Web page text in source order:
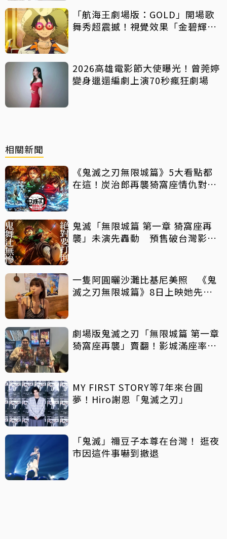
「航海王劇場版：GOLD」開場歌
舞秀超震撼！視覺效果「金碧輝
2026高雄電影節大使曝光！曾莞婷
變身邋遢編劇上演70秒瘋狂劇場
相關新聞
《鬼滅之刃無限城篇》5大看點都
在這！炭治郎再襲猗窩座情仇對決
鬼滅「無限城篇 第一章 猗窩座再
襲」未演先轟動 預售破台灣影史
一隻阿圓曬沙灘比基尼美照 《鬼
滅之刃無限城篇》8日上映她先扮
劇場版鬼滅之刃「無限城篇 第一章
猗窩座再襲」賣翻！影城滿座率
MY FIRST STORY等7年來台圓
夢！Hiro謝恩「鬼滅之刃」
「鬼滅」禰豆子本尊在台灣！ 逛夜
市因這件事嚇到撤退